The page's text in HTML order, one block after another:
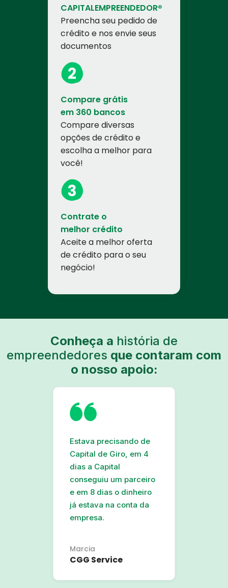
CAPITALEMPREENDEDOR®
Preencha seu pedido de
crédito e nos envie seus
documentos
Compare grátis
em 360 bancos
Compare diversas
opções de crédito e
escolha a melhor para
você!
Contrate o
melhor crédito
Aceite a melhor oferta
de crédito para o seu
negócio!
Conheça a história de
empreendedores que contaram com
o nosso apoio:
Estava precisando de
Capital de Giro, em 4
dias a Capital
conseguiu um parceiro
e em 8 dias o dinheiro
já estava na conta da
empresa.
Marcia
CGG Service